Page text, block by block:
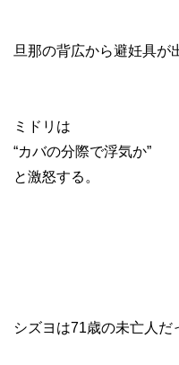
旦那の背広から避妊具が
ミドリは
“カバの分際で浮気か”
と激怒する。
シズヨは71歳の未亡人だ